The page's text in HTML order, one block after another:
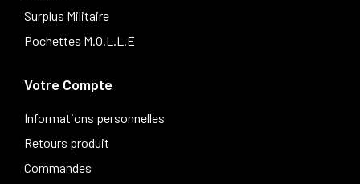
Surplus Militaire
Pochettes M.O.L.L.E
Votre Compte
Informations personnelles
Retours produit
Commandes